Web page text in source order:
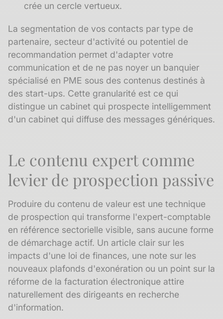
crée un cercle vertueux.
La segmentation de vos contacts par type de
partenaire, secteur d'activité ou potentiel de
recommandation permet d'adapter votre
communication et de ne pas noyer un banquier
spécialisé en PME sous des contenus destinés à
des start-ups. Cette granularité est ce qui
distingue un cabinet qui prospecte intelligemment
d'un cabinet qui diffuse des messages génériques.
Le contenu expert comme
levier de prospection passive
Produire du contenu de valeur est une technique
de prospection qui transforme l'expert-comptable
en référence sectorielle visible, sans aucune forme
de démarchage actif. Un article clair sur les
impacts d'une loi de finances, une note sur les
nouveaux plafonds d'exonération ou un point sur la
réforme de la facturation électronique attire
naturellement des dirigeants en recherche
d'information.